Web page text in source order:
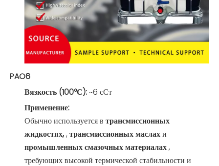
PAO6
Вязкость (100°С):~6 сСт
Применение:
Обычно используется в трансмиссионных
жидкостях,, трансмиссионных маслахи
промышленных смазочных материалах,
требующих высокой термической стабильности и